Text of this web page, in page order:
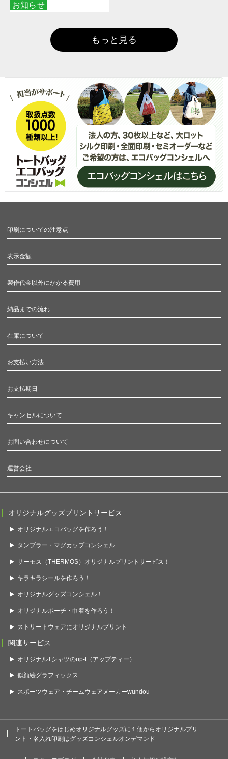
お知らせ
もっと見る
印刷についての注意点
表示金額
製作代金以外にかかる費用
納品までの流れ
在庫について
お支払い方法
お支払期日
キャンセルについて
お問い合わせについて
運営会社
オリジナルグッズプリントサービス
オリジナルエコバッグを作ろう！
タンブラー・マグカップコンシェル
サーモス（THERMOS）オリジナルプリントサービス！
キラキラシールを作ろう！
オリジナルグッズコンシェル！
オリジナルポーチ・巾着を作ろう！
ストリートウェアにオリジナルプリント
関連サービス
オリジナルTシャツのup-t（アップティー）
似顔絵グラフィックス
スポーツウェア・チームウェアメーカーwundou
トートバッグをはじめオリジナルグッズに１個からオリジナルプリ
ント・名入れ印刷はグッズコンシェルオンデマンド